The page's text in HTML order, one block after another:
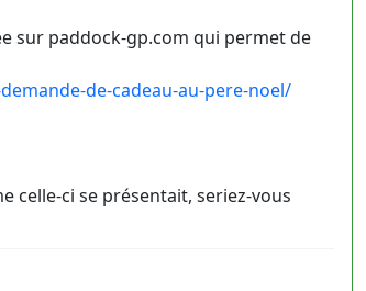
sur paddock-gp.com qui permet de
de-cadeau-au-pere-noel/
celle-ci se présentait, seriez-vous